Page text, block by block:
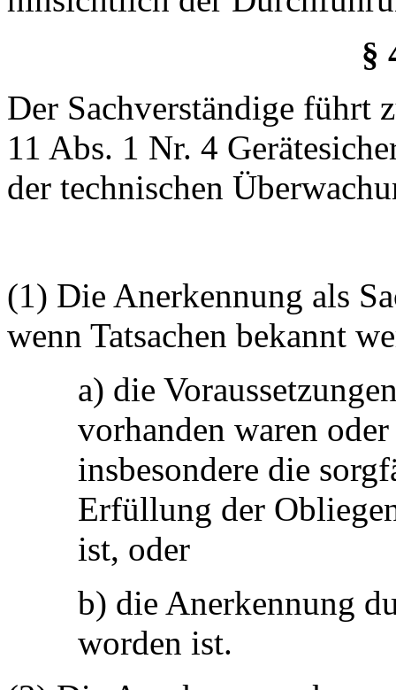
§
Der Sachverständige führt
11 Abs. 1 Nr. 4
der technischen
(1) Die Anerkennung als
wenn Tatsachen bekannt
a) die
vorhanden waren
insbesondere die
Erfüllung der
ist, oder
b) die Anerkennung
worden ist.